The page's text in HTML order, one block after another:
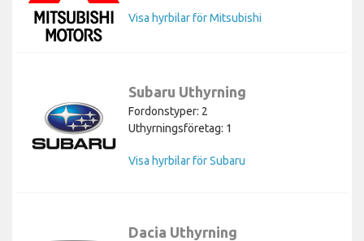
Visa hyrbilar för Mitsubishi
Subaru Uthyrning
Fordonstyper: 2
Uthyrningsföretag: 1
Visa hyrbilar för Subaru
Dacia Uthyrning